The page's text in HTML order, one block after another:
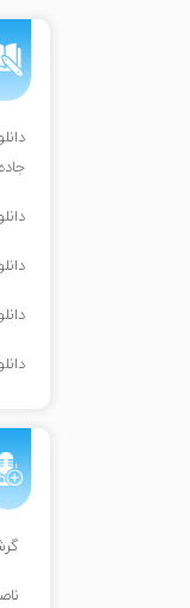
جاده